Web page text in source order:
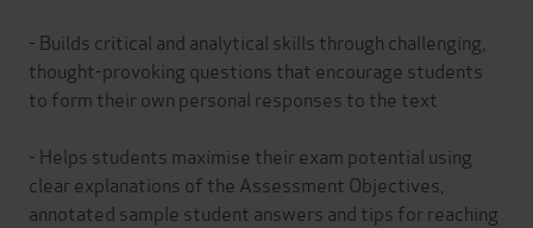
- Builds critical and analytical skills through challenging,
thought-provoking questions that encourage students
to form their own personal responses to the text
- Helps students maximise their exam potential using
clear explanations of the Assessment Objectives,
annotated sample student answers and tips for reaching